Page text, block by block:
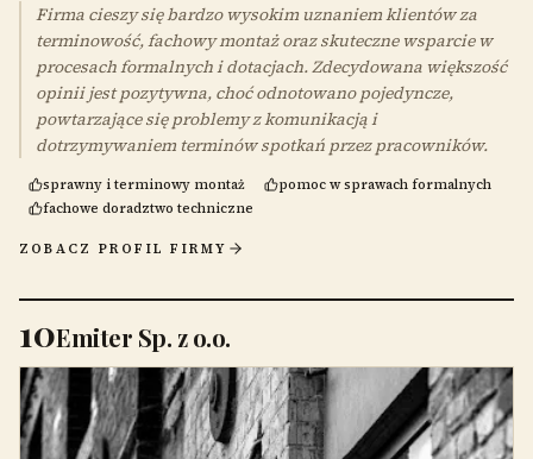
Firma cieszy się bardzo wysokim uznaniem klientów za
terminowość, fachowy montaż oraz skuteczne wsparcie w
procesach formalnych i dotacjach. Zdecydowana większość
opinii jest pozytywna, choć odnotowano pojedyncze,
powtarzające się problemy z komunikacją i
dotrzymywaniem terminów spotkań przez pracowników.
sprawny i terminowy montaż
pomoc w sprawach formalnych
fachowe doradztwo techniczne
ZOBACZ PROFIL FIRMY
10Emiter Sp. z o.o.